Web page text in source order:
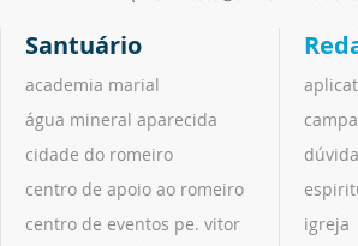
Santuário
academia marial
água mineral aparecida
cidade do romeiro
centro de apoio ao romeiro
centro de eventos pe. vitor
igreja